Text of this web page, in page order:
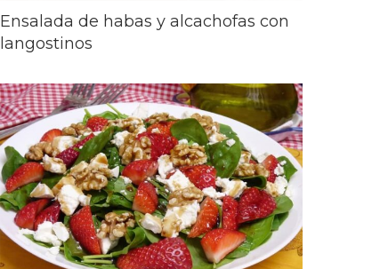
Ensalada de habas y alcachofas con
langostinos